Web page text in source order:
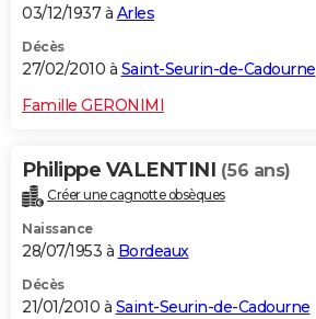
03/12/1937 à Arles
Décès
27/02/2010 à Saint-Seurin-de-Cadourne
Famille GERONIMI
Philippe VALENTINI (56 ans)
Créer une cagnotte obsèques
Naissance
28/07/1953 à Bordeaux
Décès
21/01/2010 à Saint-Seurin-de-Cadourne